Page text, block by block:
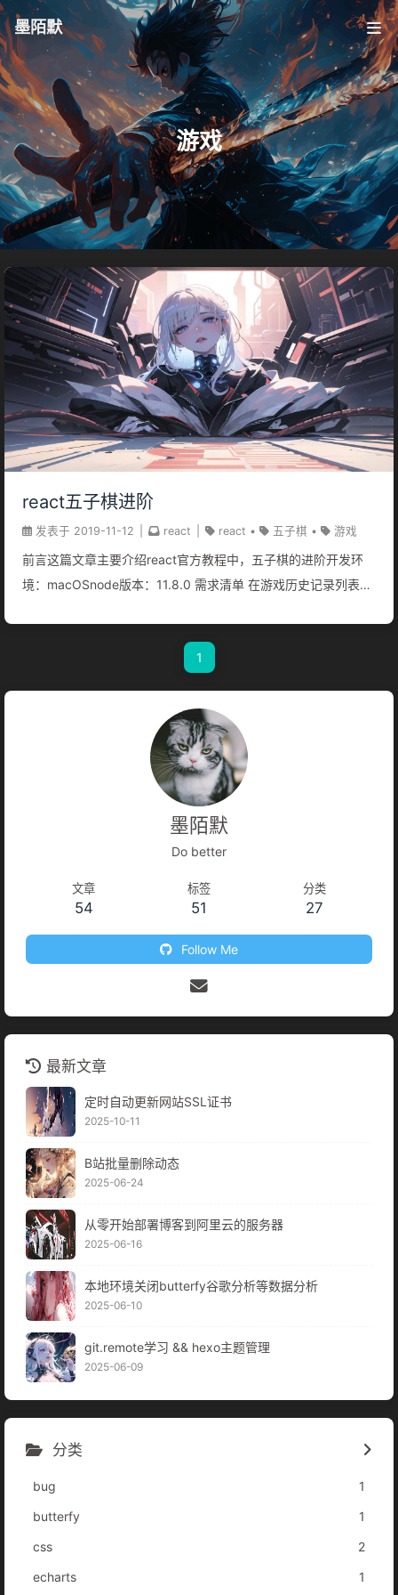
墨陌默
游戏
react五子棋进阶
发表于 2019-11-12 react react • 五子棋 • 游戏
前言这篇文章主要介绍react官方教程中，五子棋的进阶开发环
境：macOSnode版本：11.8.0 需求清单 在游戏历史记录列表显
不是在代码里写死（hardcode）。 添加一个可以升序或降序显
颗棋子。 当无人获胜时，显示一个平局的消息。 项目开始准备
代码代码我已经赋值粘贴好了。地址：
https://github.com/oytoyt/reactGobang/tree/0.1 1.在游戏历
史记录列表显示每一步棋的坐标，格式为 (列号,...
1
墨陌默
Do better
文章
54
标签
51
分类
27
Follow Me
最新文章
定时自动更新网站SSL证书
2025-10-11
B站批量删除动态
2025-06-24
从零开始部署博客到阿里云的服务器
2025-06-16
本地环境关闭butterfy谷歌分析等数据分析
2025-06-10
git.remote学习 && hexo主题管理
2025-06-09
分类
bug
1
butterfy
1
css
2
echarts
1